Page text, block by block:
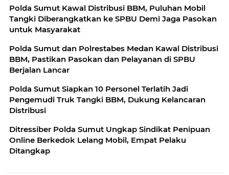
Polda Sumut Kawal Distribusi BBM, Puluhan Mobil
Tangki Diberangkatkan ke SPBU Demi Jaga Pasokan
untuk Masyarakat
Polda Sumut dan Polrestabes Medan Kawal Distribusi
BBM, Pastikan Pasokan dan Pelayanan di SPBU
Berjalan Lancar
Polda Sumut Siapkan 10 Personel Terlatih Jadi
Pengemudi Truk Tangki BBM, Dukung Kelancaran
Distribusi
Ditressiber Polda Sumut Ungkap Sindikat Penipuan
Online Berkedok Lelang Mobil, Empat Pelaku
Ditangkap